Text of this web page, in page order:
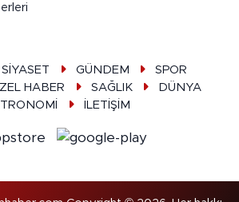
SİYASET GÜNDEM
SPOR
HABER SAĞLIK
DÜNYA
İLETİŞİM